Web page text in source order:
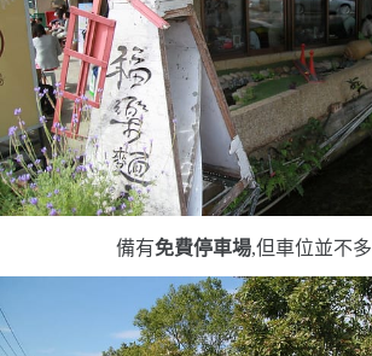
備有免費停車場,但車位並不多